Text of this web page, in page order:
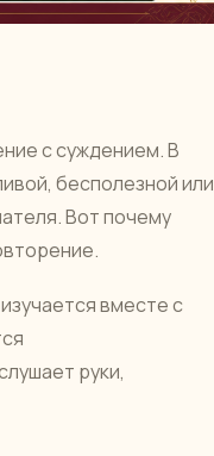
с суждением. В
бесполезной или
Вот почему
вместе с
руки,